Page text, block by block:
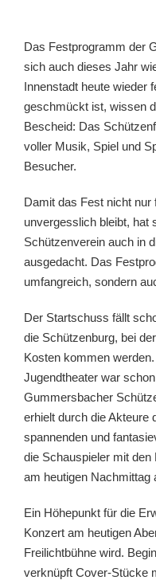
Das Festprogramm der
sich auch dieses Jahr
Innenstadt heute wieder
geschmückt ist, wissen
Bescheid: Das
voller Musik, Spiel und
Besucher.
Damit das Fest nicht
unvergesslich bleibt, hat
Schützenverein auch in
ausgedacht. Das
umfangreich, sondern
Der Startschuss fällt
die Schützenburg, bei
Kosten kommen
Jugendtheater war
Gummersbacher
erhielt durch die Akteure
spannenden und
die Schauspieler mit den
am heutigen Nachmittag
Ein Höhepunkt für die
Konzert am heutigen
Freilichtbühne wird.
verknüpft Cover-Stücke